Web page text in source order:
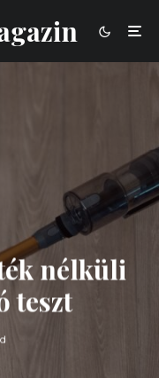
nélküli
teszt